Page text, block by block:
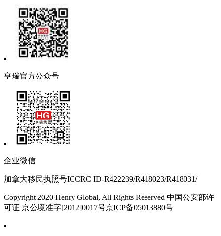
亨瑞官方公众号
企业微信
加拿大移民执照号ICCRC ID-R422239/R418023/R418031/
Copyright 2020 Henry Global, All Rights Reserved 中国公安部许
可证 京公境准字[2012]0017号京ICP备05013880号